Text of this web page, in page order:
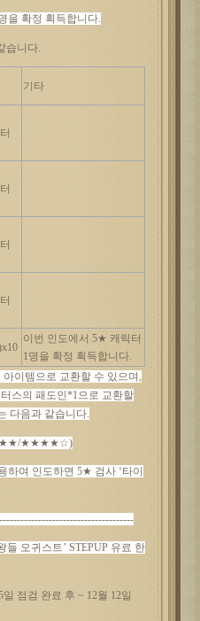
을 확정 획득합니다.
습니다.
기타
이번 인도에서 5★ 캐릭터
1명을 확정 획득합니다.
아이템으로 교환할 수 있으며,
스의 패도인*1으로 교환할
다음과 같습니다.
★★★★☆)
하여 인도하면 5★ 검사 ‘타이
들 오귀스트’ STEPUP 유료 한
일 점검 완료 후 ~ 12월 12일